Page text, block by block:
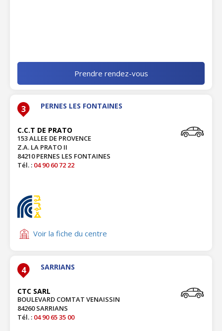
Prendre rendez-vous
3 PERNES LES FONTAINES
C.C.T DE PRATO
153 ALLEE DE PROVENCE
Z.A. LA PRATO II
84210 PERNES LES FONTAINES
Tél. : 04 90 60 72 22
Voir la fiche du centre
4 SARRIANS
CTC SARL
BOULEVARD COMTAT VENAISSIN
84260 SARRIANS
Tél. : 04 90 65 35 00